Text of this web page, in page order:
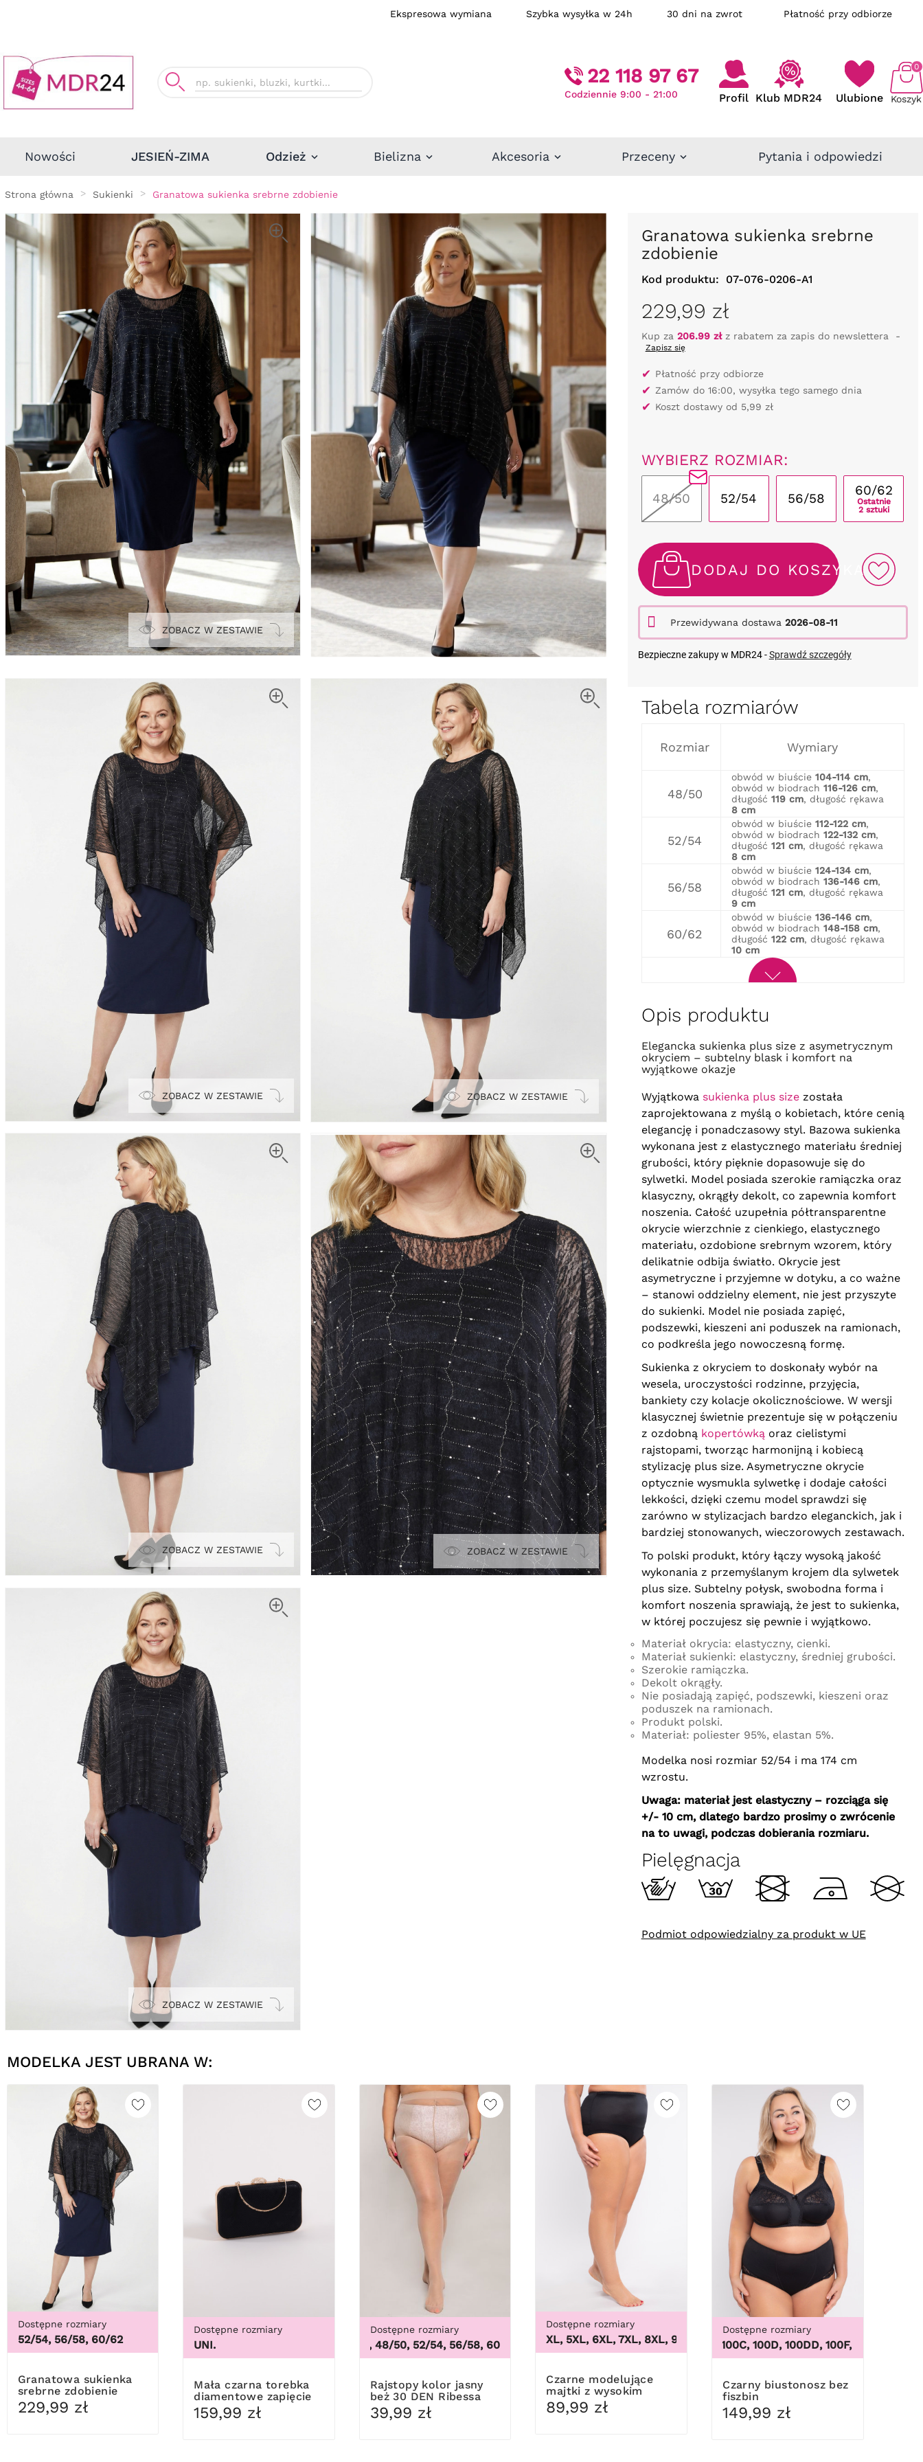
Ekspresowa wymiana Szybka wysyłka w 24h 30 dni na zwrot Płatność przy odbiorze
22 118 97 67
Codziennie 9:00 - 21:00 Profil Klub MDR24 Ulubione Koszyk
0
Nowości JESIEŃ-ZIMA Odzież Bielizna Akcesoria Przeceny Pytania i odpowiedzi
Strona główna Sukienki Granatowa sukienka srebrne zdobienie
ZOBACZ W ZESTAWIE
ZOBACZ W ZESTAWIE ZOBACZ W ZESTAWIE
ZOBACZ W ZESTAWIE ZOBACZ W ZESTAWIE
ZOBACZ W ZESTAWIE
Granatowa sukienka srebrne
zdobienie
Kod produktu: 07-076-0206-A1
229,99 zł
Kup za 206.99 złz rabatem za zapis do newslettera -
Zapisz się
✔ Płatność przy odbiorze
✔ Zamów do 16:00, wysyłka tego samego dnia
✔ Koszt dostawy od 5,99 zł
WYBIERZ ROZMIAR:
48/50 52/54 56/58
60/62
Ostatnie
2 sztuki
DODAJ DO KOSZYKA
Przewidywana dostawa 2026-08-11
Bezpieczne zakupy w MDR24 -Sprawdź szczegóły
Tabela rozmiarów
Rozmiar Wymiary
48/50
obwód w biuście 104-114 cm,
obwód w biodrach 116-126 cm,
długość 119 cm, długość rękawa
8 cm
52/54
obwód w biuście 112-122 cm,
obwód w biodrach 122-132 cm,
długość 121 cm, długość rękawa
8 cm
56/58
obwód w biuście 124-134 cm,
obwód w biodrach 136-146 cm,
długość 121 cm, długość rękawa
9 cm
60/62
obwód w biuście 136-146 cm,
obwód w biodrach 148-158 cm,
długość 122 cm, długość rękawa
10 cm
Opis produktu
Elegancka sukienka plus size z asymetrycznym
okryciem – subtelny blask i komfort na
wyjątkowe okazje
Wyjątkowa sukienka plus sizezostała
zaprojektowana z myślą o kobietach, które cenią
elegancję i ponadczasowy styl. Bazowa sukienka
wykonana jest z elastycznego materiału średniej
grubości, który pięknie dopasowuje się do
sylwetki. Model posiada szerokie ramiączka oraz
klasyczny, okrągły dekolt, co zapewnia komfort
noszenia. Całość uzupełnia półtransparentne
okrycie wierzchnie z cienkiego, elastycznego
materiału, ozdobione srebrnym wzorem, który
delikatnie odbija światło. Okrycie jest
asymetryczne i przyjemne w dotyku, a co ważne
– stanowi oddzielny element, nie jest przyszyte
do sukienki. Model nie posiada zapięć,
podszewki, kieszeni ani poduszek na ramionach,
co podkreśla jego nowoczesną formę.
Sukienka z okryciem to doskonały wybór na
wesela, uroczystości rodzinne, przyjęcia,
bankiety czy kolacje okolicznościowe. W wersji
klasycznej świetnie prezentuje się w połączeniu
z ozdobną kopertówkąoraz cielistymi
rajstopami, tworząc harmonijną i kobiecą
stylizację plus size. Asymetryczne okrycie
optycznie wysmukla sylwetkę i dodaje całości
lekkości, dzięki czemu model sprawdzi się
zarówno w stylizacjach bardzo eleganckich, jak i
bardziej stonowanych, wieczorowych zestawach.
To polski produkt, który łączy wysoką jakość
wykonania z przemyślanym krojem dla sylwetek
plus size. Subtelny połysk, swobodna forma i
komfort noszenia sprawiają, że jest to sukienka,
w której poczujesz się pewnie i wyjątkowo.
Materiał okrycia: elastyczny, cienki.
Materiał sukienki: elastyczny, średniej grubości.
Szerokie ramiączka.
Dekolt okrągły.
Nie posiadają zapięć, podszewki, kieszeni oraz
poduszek na ramionach.
Produkt polski.
Materiał: poliester 95%, elastan 5%.
Modelka nosi rozmiar 52/54 i ma 174 cm
wzrostu.
Uwaga: materiał jest elastyczny – rozciąga się
+/- 10 cm, dlatego bardzo prosimy o zwrócenie
na to uwagi, podczas dobierania rozmiaru.
Pielęgnacja
Podmiot odpowiedzialny za produkt w UE
MODELKA JEST UBRANA W:
Dostępne rozmiary
52/54, 56/58, 60/62
Granatowa sukienka
srebrne zdobienie
229,99 zł
Dostępne rozmiary
UNI.
Mała czarna torebka
diamentowe zapięcie
159,99 zł
Dostępne rozmiary
44/46, 48/50, 52/54, 56/58, 60/62, 44/46, 48/50, 52/54, 56/58, 60/62
Rajstopy kolor jasny
beż 30 DEN Ribessa
39,99 zł
Dostępne rozmiary
3XL, 4XL, 5XL, 6XL, 7XL, 8XL, 9XL, 3XL, 4XL, 5XL, 6XL, 7XL, 8XL, 9XL
Czarne modelujące
majtki z wysokim
stanem
89,99 zł
Dostępne rozmiary
100B, 100C, 100D, 100DD, 100F, 100G, 100H,
Czarny biustonosz bez
fiszbin
149,99 zł